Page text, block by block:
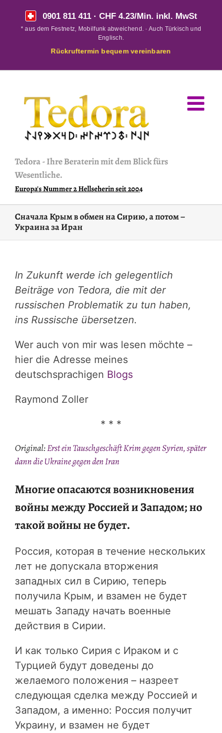
0901 811 411· CHF 4.23/Min. inkl. MwSt
* aus dem Festnetz, Mobilfunk abweichend. · Auch Türkisch und
Englisch.
Rückruftermin bequem vereinbaren
Tedora-Ihre Beraterin mit dem Blick fürs
Wesentliche.
Europa's Nummer 2 Hellseherin seit 2004
Сначала Крым в обмен на Сирию, а потом –
Украина за Иран
In Zukunft werde ich gelegentlich
Beiträge von Tedora, die mit der
russischen Problematik zu tun haben,
ins Russische übersetzen.
Wer auch von mir was lesen möchte –
hier die Adresse meines
deutschsprachigen Blogs
Raymond Zoller
* * *
Original:Erst ein Tauschgeschäft Krim gegen Syrien, später
dann die Ukraine gegen den Iran
Многие опасаются возникновения
войны между Россией и Западом; но
такой войны не будет.
Россия, которая в течение нескольких
лет не допускала вторжения
западных сил в Сирию, теперь
получила Крым, и взамен не будет
мешать Западу начать военные
действия в Сирии.
И как только Сирия с Ираком и с
Турцией будут доведены до
желаемого положения – назреет
следующая сделка между Россией и
Западом, а именно: Россия получит
Украину, и взамен не будет